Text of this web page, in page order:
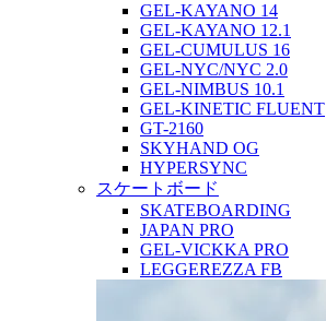
GEL-KAYANO 14
GEL-KAYANO 12.1
GEL-CUMULUS 16
GEL-NYC/NYC 2.0
GEL-NIMBUS 10.1
GEL-KINETIC FLUENT
GT-2160
SKYHAND OG
HYPERSYNC
スケートボード
SKATEBOARDING
JAPAN PRO
GEL-VICKKA PRO
LEGGEREZZA FB